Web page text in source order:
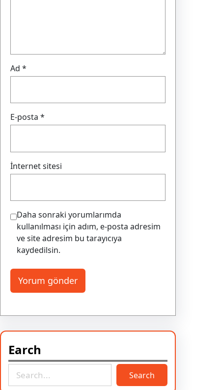
Ad *
E-posta *
İnternet sitesi
Daha sonraki yorumlarımda
kullanılması için adım, e-posta adresim
ve site adresim bu tarayıcıya
kaydedilsin.
Earch
Search